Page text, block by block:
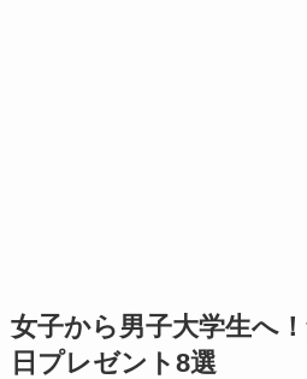
女子から男子大学生へ
日プレゼント8選